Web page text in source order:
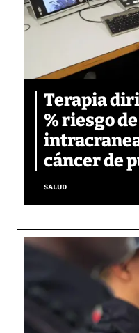
Terapia
% riesgo
cáncer de
SALUD